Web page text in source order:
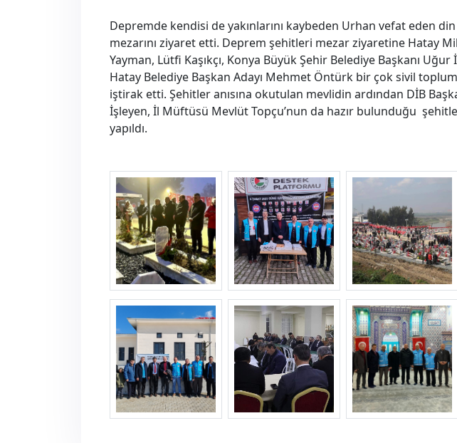
Depremde kendisi de yakınlarını kaybeden Urhan vefat eden
mezarını ziyaret etti. Deprem şehitleri mezar ziyaretine Hatay
Yayman, Lütfi Kaşıkçı, Konya Büyük Şehir Belediye Başkanı
Hatay Belediye Başkan Adayı Mehmet Öntürk bir çok sivil
iştirak etti. Şehitler anısına okutulan mevlidin ardından DİB
İşleyen, İl Müftüsü Mevlüt Topçu’nun da hazır bulunduğu
yapıldı.
hataydepremziyaret--1-.jpghataydepremziyaret--2-.jpg
hataydepremziyaret--6-.jpghataydepremziyaret--7-.jpg